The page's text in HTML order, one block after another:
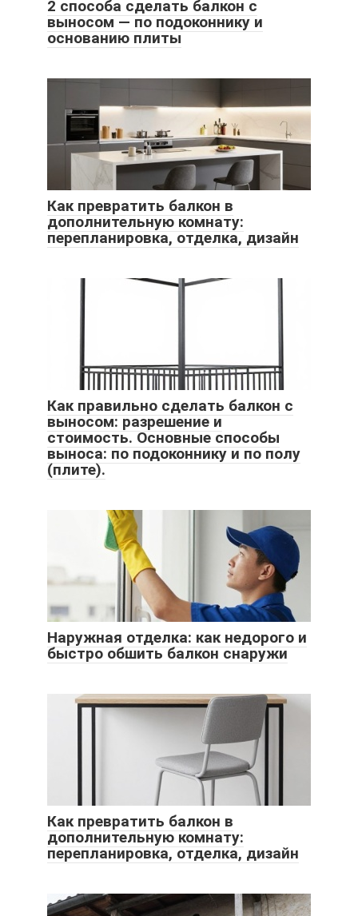
2 способа сделать балкон с
выносом — по подоконнику и
основанию плиты
Как превратить балкон в
дополнительную комнату:
перепланировка, отделка, дизайн
Как правильно сделать балкон с
выносом: разрешение и
стоимость. Основные способы
выноса: по подоконнику и по полу
(плите).
Наружная отделка: как недорого и
быстро обшить балкон снаружи
Как превратить балкон в
дополнительную комнату:
перепланировка, отделка, дизайн